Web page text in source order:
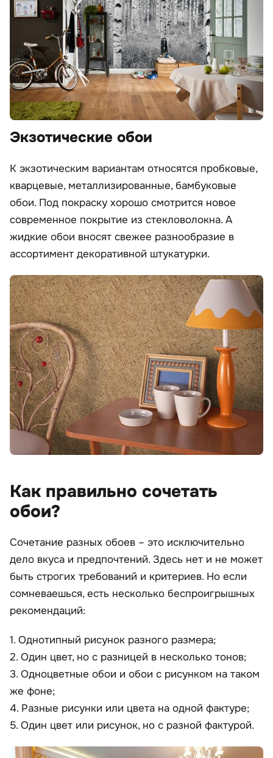
Экзотические обои
К экзотическим вариантам относятся пробковые,
кварцевые, металлизированные, бамбуковые
обои. Под покраску хорошо смотрится новое
современное покрытие из стекловолокна. А
жидкие обои вносят свежее разнообразие в
ассортимент декоративной штукатурки.
Как правильно сочетать
обои?
Сочетание разных обоев – это исключительно
дело вкуса и предпочтений. Здесь нет и не может
быть строгих требований и критериев. Но если
сомневаешься, есть несколько беспроигрышных
рекомендаций:
1. Однотипный рисунок разного размера;
2. Один цвет, но с разницей в несколько тонов;
3. Одноцветные обои и обои с рисунком на таком
же фоне;
4. Разные рисунки или цвета на одной фактуре;
5. Один цвет или рисунок, но с разной фактурой.